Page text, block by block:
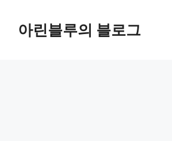
아린블루의 블로그